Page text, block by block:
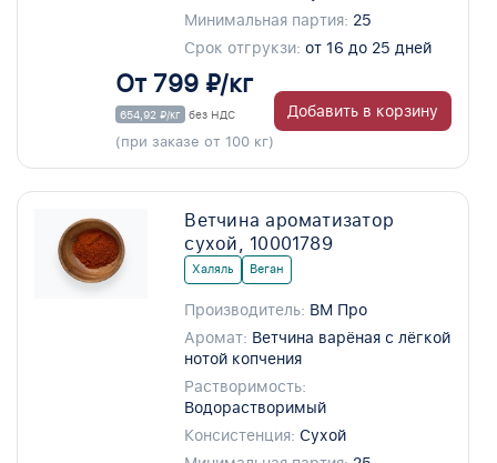
Минимальная партия: 25
Срок отгрукзи: от 16 до 25 дней
От 799 ₽/кг
654,92 ₽/кг без НДС
(при заказе от 100 кг)
Добавить в корзину
Ветчина ароматизатор
сухой, 10001789
Халяль Веган
Производитель: ВМ Про
Аромат: Ветчина варёная с лёгкой
нотой копчения
Растворимость:
Водорастворимый
Консистенция: Сухой